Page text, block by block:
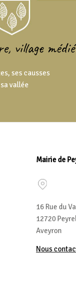
village
ses causses
sa vallée
Mairie de
16 Rue du
12720
Aveyron
Nous